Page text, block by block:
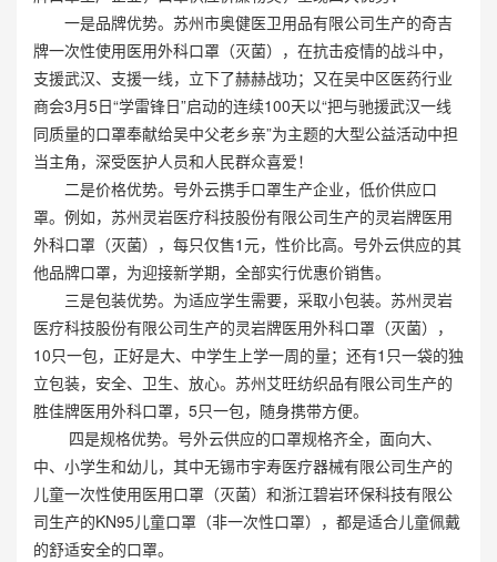
一是品牌优势。苏州市奥健医卫用品有限公司生产的奇吉
牌一次性使用医用外科口罩（灭菌），在抗击疫情的战斗中，
支援武汉、支援一线，立下了赫赫战功；又在吴中区医药行业
商会3月5日“学雷锋日”启动的连续100天以“把与驰援武汉一线
同质量的口罩奉献给吴中父老乡亲”为主题的大型公益活动中担
当主角，深受医护人员和人民群众喜爱！
二是价格优势。号外云携手口罩生产企业，低价供应口
罩。例如，苏州灵岩医疗科技股份有限公司生产的灵岩牌医用
外科口罩（灭菌），每只仅售1元，性价比高。号外云供应的其
他品牌口罩，为迎接新学期，全部实行优惠价销售。
三是包装优势。为适应学生需要，采取小包装。苏州灵岩
医疗科技股份有限公司生产的灵岩牌医用外科口罩（灭菌），
10只一包，正好是大、中学生上学一周的量；还有1只一袋的独
立包装，安全、卫生、放心。苏州艾旺纺织品有限公司生产的
胜佳牌医用外科口罩，5只一包，随身携带方便。
四是规格优势。号外云供应的口罩规格齐全，面向大、
中、小学生和幼儿，其中无锡市宇寿医疗器械有限公司生产的
儿童一次性使用医用口罩（灭菌）和浙江碧岩环保科技有限公
司生产的KN95儿童口罩（非一次性口罩），都是适合儿童佩戴
的舒适安全的口罩。